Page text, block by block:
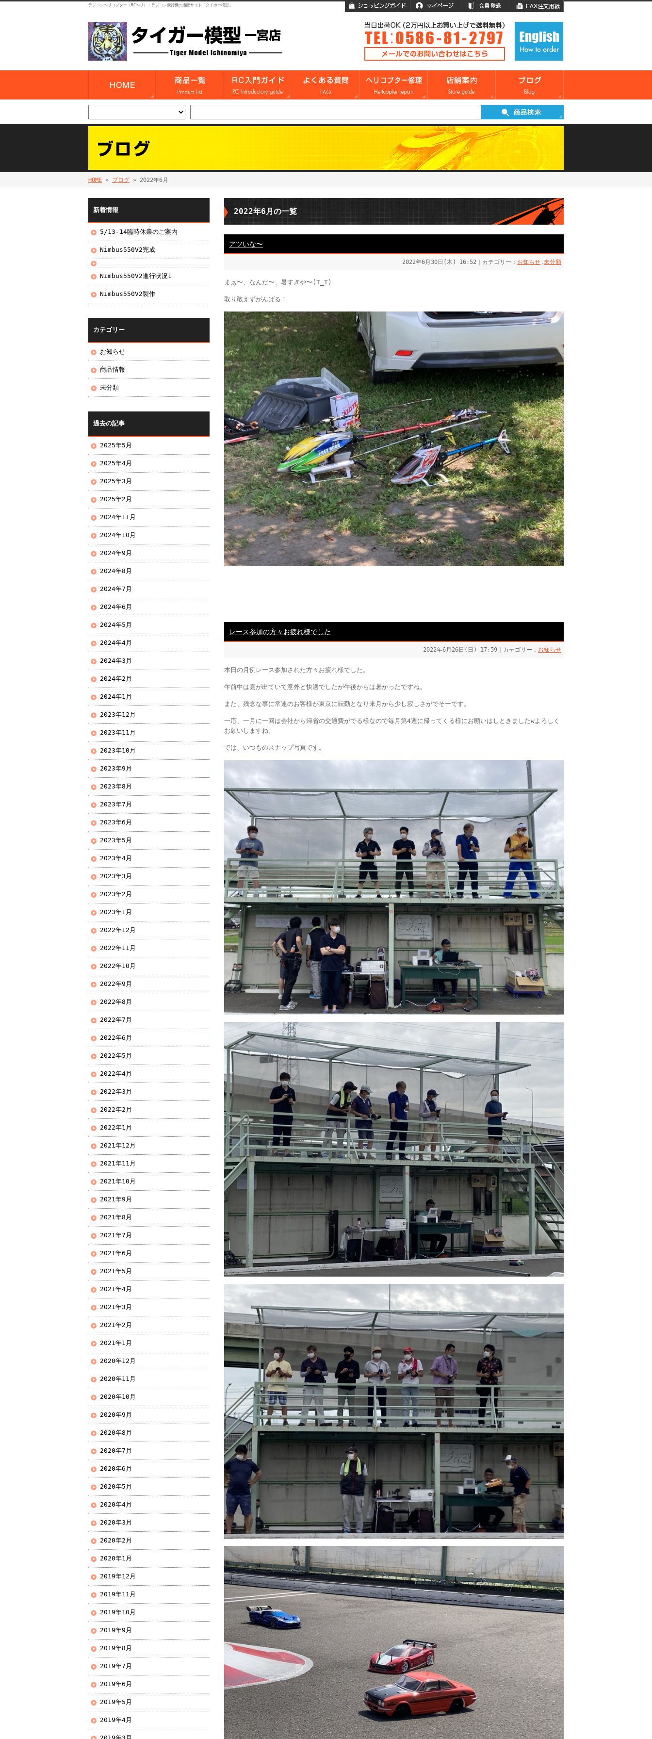
ラジコンヘリコプター（RCヘリ）・ラジコン飛行機の通販サイト「タイガー模型」
HOME » ブログ » 2022年6月
2022年6月の一覧
アツいな〜
2022年6月30日(木) 16:52｜カテゴリー： お知らせ,未分類
まぁ〜、なんだ〜、暑すぎや〜(T_T)
取り敢えずがんばる！
レース参加の方々お疲れ様でした
2022年6月26日(日) 17:59｜カテゴリー： お知らせ
本日の月例レース参加された方々お疲れ様でした。
午前中は雲が出ていて意外と快適でしたが午後からは暑かったですね。
また、残念な事に常連のお客様が東京に転勤となり来月から少し寂しさがでそーです。
一応、一月に一回は会社から帰省の交通費がでる様なので毎月第4週に帰ってくる様にお願いはしときましたwよろしく
お願いしますね。
では、いつものスナップ写真です。
新着情報
5/13-14臨時休業のご案内
Nimbus550V2完成
Nimbus550V2進行状況1
Nimbus550V2製作
カテゴリー
お知らせ
商品情報
未分類
過去の記事
2025年5月
2025年4月
2025年3月
2025年2月
2024年11月
2024年10月
2024年9月
2024年8月
2024年7月
2024年6月
2024年5月
2024年4月
2024年3月
2024年2月
2024年1月
2023年12月
2023年11月
2023年10月
2023年9月
2023年8月
2023年7月
2023年6月
2023年5月
2023年4月
2023年3月
2023年2月
2023年1月
2022年12月
2022年11月
2022年10月
2022年9月
2022年8月
2022年7月
2022年6月
2022年5月
2022年4月
2022年3月
2022年2月
2022年1月
2021年12月
2021年11月
2021年10月
2021年9月
2021年8月
2021年7月
2021年6月
2021年5月
2021年4月
2021年3月
2021年2月
2021年1月
2020年12月
2020年11月
2020年10月
2020年9月
2020年8月
2020年7月
2020年6月
2020年5月
2020年4月
2020年3月
2020年2月
2020年1月
2019年12月
2019年11月
2019年10月
2019年9月
2019年8月
2019年7月
2019年6月
2019年5月
2019年4月